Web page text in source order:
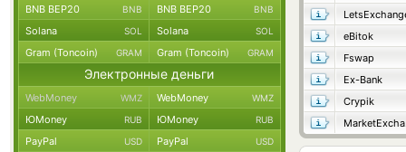
eBitok
Fswap
Ex-Bank
Crypik
BNB BEP20 BNB BNB BEP20 BNB
Solana SOL Solana SOL
Gram (Toncoin) GRAM Gram (Toncoin) GRAM
Электронные деньги
WebMoney WMZ WebMoney WMZ
ЮMoney RUB ЮMoney RUB
PayPal USD PayPal USD